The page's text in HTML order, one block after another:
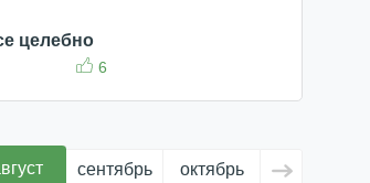
целебно
6
сентябрь октябрь ноябрь